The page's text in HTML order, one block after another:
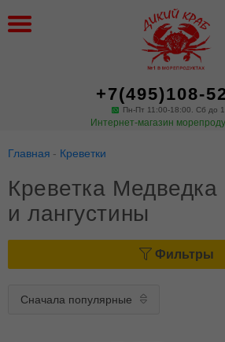
+7(495)108-
Пн-Пт 11:00-18:00. Сб до
Интернет-магазин
Главная Креветки
Креветка Медведка
и лангустины
Фильтры